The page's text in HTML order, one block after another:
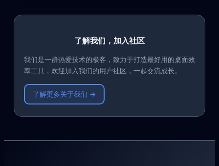
了解我们，加入社区
我们是一群热爱技术的极客，致力于打造最好用的桌面效
率工具，欢迎加入我们的用户社区，一起交流成长。
了解更多关于我们 →